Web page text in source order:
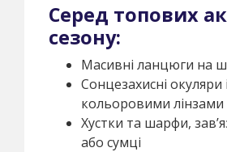
Серед топових
сезону:
Масивні ланцюги на
Сонцезахисні окуляри
кольоровими лінзами
Хустки та шарфи,
або сумці